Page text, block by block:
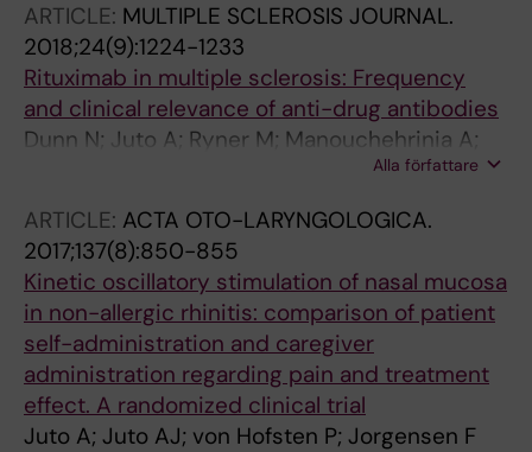
ARTICLE: MULTIPLE SCLEROSIS JOURNAL.
2018;24(9):1224-1233
Rituximab in multiple sclerosis: Frequency
and clinical relevance of anti-drug antibodies
Dunn N; Juto A; Ryner M; Manouchehrinia A;
Piccoli L; Fink K; Piehl F; Fogdell-Hahn A
Alla författare
ARTICLE: ACTA OTO-LARYNGOLOGICA.
2017;137(8):850-855
Kinetic oscillatory stimulation of nasal mucosa
in non-allergic rhinitis: comparison of patient
self-administration and caregiver
administration regarding pain and treatment
effect. A randomized clinical trial
Juto A; Juto AJ; von Hofsten P; Jorgensen F